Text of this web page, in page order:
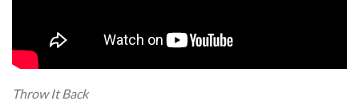
Throw It Back